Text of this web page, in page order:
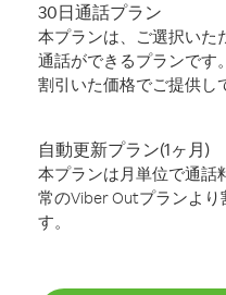
30日通話プラン
本プランは、ご選択いた
通話ができるプランです
割引いた価格でご提供し
自動更新プラン(1ヶ月)
本プランは月単位で通話
常のViber Outプランよ
す。